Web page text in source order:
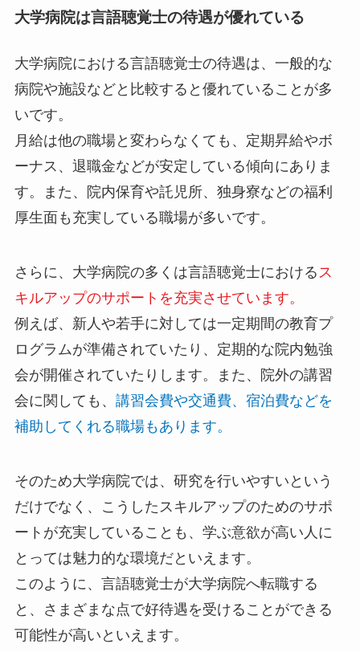
大学病院は言語聴覚士の待遇が優れている
大学病院における言語聴覚士の待遇は、一般的な
病院や施設などと比較すると優れていることが多
いです。
月給は他の職場と変わらなくても、定期昇給やボ
ーナス、退職金などが安定している傾向にありま
す。また、院内保育や託児所、独身寮などの福利
厚生面も充実している職場が多いです。
さらに、大学病院の多くは言語聴覚士におけるス
キルアップのサポートを充実させています。
例えば、新人や若手に対しては一定期間の教育プ
ログラムが準備されていたり、定期的な院内勉強
会が開催されていたりします。また、院外の講習
会に関しても、 講習会費や交通費、宿泊費などを
補助してくれる職場もあります。
そのため大学病院では、研究を行いやすいという
だけでなく、こうしたスキルアップのためのサポ
ートが充実していることも、学ぶ意欲が高い人に
とっては魅力的な環境だといえます。
このように、言語聴覚士が大学病院へ転職する
と、さまざまな点で好待遇を受けることができる
可能性が高いといえます。